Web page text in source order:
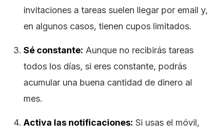
invitaciones a tareas suelen llegar por email y,
en algunos casos, tienen cupos limitados.
Sé constante: Aunque no recibirás tareas
todos los días, si eres constante, podrás
acumular una buena cantidad de dinero al
mes.
Activa las notificaciones: Si usas el móvil,